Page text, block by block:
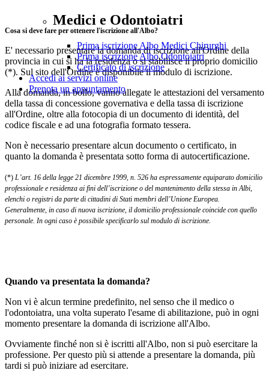
Medici e Odontoiatri
Prima iscrizione Albo Medici Chirurghi
Prima iscrizione Albo Odontoiatri
Certificato di iscrizione
Accedi ai servizi online
Prenota un appuntamento
Cosa si deve fare per ottenere l'iscrizione all'Albo?
E' necessario presentare la domanda di iscrizione all'Ordine della
provincia in cui si ha la residenza o si stabilisce il proprio domicilio
(*). Sul sito dell'Ordine è disponibile il modulo di iscrizione.
Alla domanda, in bollo, vanno allegate le attestazioni del versamento
della tassa di concessione governativa e della tassa di iscrizione
all'Ordine, oltre alla fotocopia di un documento di identità, del
codice fiscale e ad una fotografia formato tessera.
Non è necessario presentare alcun documento o certificato, in
quanto la domanda è presentata sotto forma di autocertificazione.
(*) L’art. 16 della legge 21 dicembre 1999, n. 526 ha espressamente equiparato domicilio
professionale e residenza ai fini dell’iscrizione o del mantenimento della stessa in Albi,
elenchi o registri da parte di cittadini di Stati membri dell’Unione Europea.
Generalmente, in caso di nuova iscrizione, il domicilio professionale coincide con quello
personale. In ogni caso è possibile specificarlo sul modulo di iscrizione.
Quando va presentata la domanda?
Non vi è alcun termine predefinito, nel senso che il medico o
l'odontoiatra, una volta superato l'esame di abilitazione, può in ogni
momento presentare la domanda di iscrizione all'Albo.
Ovviamente finché non si è iscritti all'Albo, non si può esercitare la
professione. Per questo più si attende a presentare la domanda, più
tardi si può iniziare ad esercitare.